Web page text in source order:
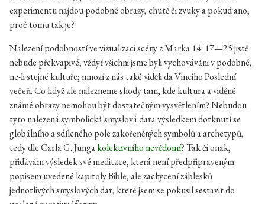
experimentu najdou podobné obrazy, chutě či zvuky a pokud ano,
proč tomu tak je?
Nalezení podobností ve vizualizaci scény z Marka 14: 17—25 jistě
nebude překvapivé, vždyť všichni jsme byli vychováváni v podobné,
ne-li stejné kultuře; mnozí z nás také viděli da Vinciho Poslední
večeři. Co když ale nalezneme shody tam, kde kultura a viděné
známé obrazy nemohou být dostatečným vysvětlením? Nebudou
tyto nalezená symbolická smyslová data výsledkem dotknutí se
globálního a sdíleného pole zakořeněných symbolů a archetypů,
tedy dle Carla G. Jungakolektivního nevědomí? Tak či onak,
přidávám výsledek své meditace, která není předpřipraveným
popisem uvedené kapitoly Bible, ale zachycení záblesků
jednotlivých smyslových dat, které jsem se pokusil sestavit do